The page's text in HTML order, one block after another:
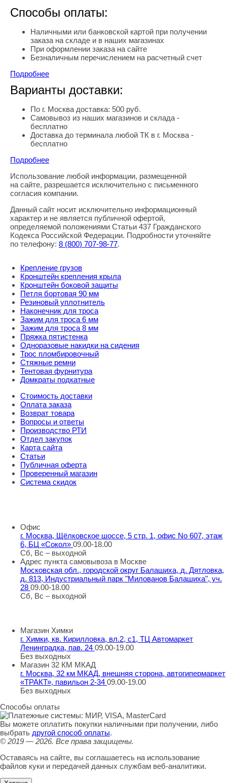
Способы оплаты:
Наличными или банковской картой при получении
заказа на складе и в наших магазинах
При оформлении заказа на сайте
Безналичным перечислением на расчетный счет
Подробнее
Варианты доставки:
По г. Москва доставка: 500 руб.
Самовывоз из наших магазинов и склада -
бесплатно
Доставка до терминала любой ТК в г. Москва -
бесплатно
Подробнее
Правовая информация
Использование любой информации, размещенной
на сайте, разрешается исключительно с письменного
согласия компании.
Данный сайт носит исключительно информационный
характер и не является публичной офертой,
определяемой положениями Статьи 437 Гражданского
Кодекса Российской Федерации. Подробности уточняйте
по телефону: 8 (800) 707-98-77.
Крепление грузов
Кронштейн крепления крыла
Кронштейн боковой защиты
Петля бортовая 90 мм
Резиновый уплотнитель
Наконечник для троса
Зажим для троса 6 мм
Зажим для троса 8 мм
Пряжка пятистенка
Одноразовые накидки на сидения
Трос пломбировочный
Стяжные ремни
Тентовая фурнитура
Домкраты подкатные
Стоимость доставки
Оплата заказа
Возврат товара
Вопросы и ответы
Производство РТИ
Отдел закупок
Карта сайта
Статьи
Публичная оферта
Проверенный магазин
Система скидок
Офис
г. Москва, Щёлковское шоссе, 5 стр. 1, офис No 607, этаж
6, БЦ «Сокол» 09.00-18.00
Сб, Вс – выходной
Адрес пункта самовывоза в Москве
Московская обл., городской округ Балашиха, д. Дятловка,
д. 813, Индустриальный парк "Милованов Балашиха", уч.
28 09.00-18.00
Сб, Вс – выходной
Магазин Химки
г. Химки, кв. Кирилловка, вл.2, с1, ТЦ Автомаркет
Ленинградка, пав. 24 09.00-19.00
Без выходных
Магазин 32 КМ МКАД
г. Москва, 32 км МКАД, внешняя сторона, автогипермаркет
«ТРАКТ», павильон 2-34 09.00-19.00
Без выходных
Способы оплаты
Вы можете оплатить покупки наличными при получении, либо
выбрать другой способ оплаты.
© 2019 — 2026. Все права защищены.
Оставаясь на сайте, вы соглашаетесь на использование
файлов куки и передачей данных службам веб-аналитики.